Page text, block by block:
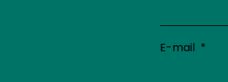
E-mail